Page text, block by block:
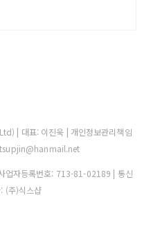
| 대표: 이진욱 | 개인정보관리책임
업자등록번호: 713-81-02189 | 통신
(주)식스샵